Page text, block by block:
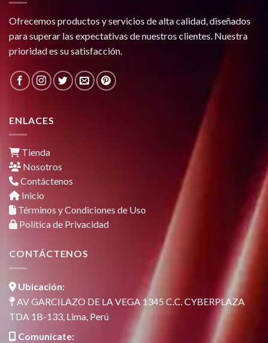
Ofrecemos productos y servicios de alta calidad, diseñados
para superar las expectativas de nuestros clientes. Nuestra
prioridad es su satisfacción.
ENLACES
Tienda
Nosotros
Contáctenos
Inicio
Términos y Condiciones de Uso
Política de Privacidad
CONTÁCTENOS
Ubicación:
AV GARCILAZO DE LA VEGA 1345 C.C. CYBERPLAZA
TDA 1B-133, Lima, Perú
Comunícate: